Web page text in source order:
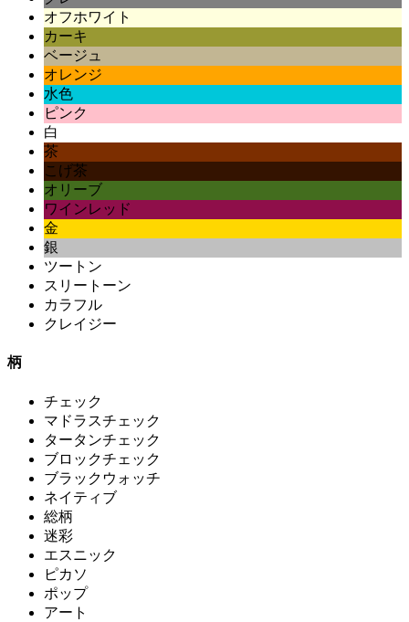
オフホワイト
カーキ
ベージュ
オレンジ
水色
ピンク
白
茶
こげ茶
オリーブ
ワインレッド
金
銀
ツートン
スリートーン
カラフル
クレイジー
柄
チェック
マドラスチェック
タータンチェック
ブロックチェック
ブラックウォッチ
ネイティブ
総柄
迷彩
エスニック
ピカソ
ポップ
アート